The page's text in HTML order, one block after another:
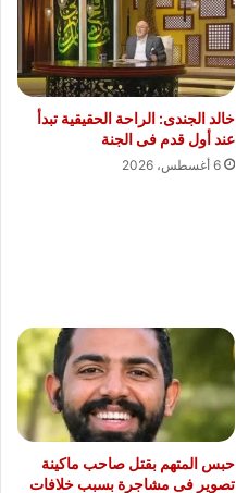
خالد الجندى: الراحة الحقيقية تبدأ
عند أول قدم فى الجنة
6 أغسطس، 2026
حبس المتهم بقتل صاحب ماكينة
تصوير فى مشاجرة بسبب خلافات